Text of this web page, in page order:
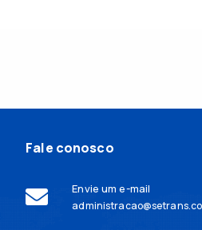
Fale conosco
Envie um e-mail